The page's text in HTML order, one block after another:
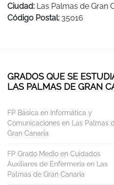
Ciudad: Las Palmas de Gran
Código Postal: 35016
GRADOS QUE SE
LAS PALMAS DE GRAN
FP Básica en Informática y
Comunicaciones en Las Palmas
Gran Canaria
FP Grado Medio en Cuidados
Auxiliares de Enfermería en Las
Palmas de Gran Canaria